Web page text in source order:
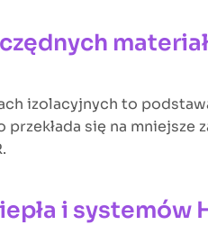
izolacyjnych to
przekłada się na
i systemów